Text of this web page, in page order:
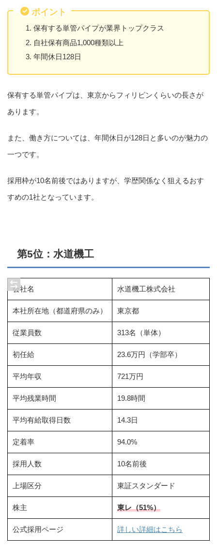
ポイント
保有する単管パイプが業界トップクラス
自社保有商品1,000種類以上
年間休日128日
保有する単管パイプは、東京からフィリピンくらいの長さが
あります。
また、働き方については、年間休日が128日と多いのが魅力の
一つです。
採用枠が10名前後ではありますが、学歴関係なく狙えるおす
すめの1社となっています。
第5位：水道機工
会社名 水道機工株式会社
本社所在地（都道府県のみ） 東京都
従業員数 313名（単体）
初任給 23.6万円（学部卒）
平均年収 721万円
平均残業時間 19.8時間
平均有給取得日数 14.3日
定着率 94.0%
採用人数 10名前後
上場区分 東証スタンダード
株主 東レ（51%）
公式採用ページ 詳しい詳細はこちら